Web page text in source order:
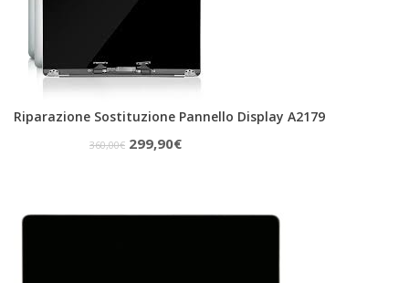
Riparazione Sostituzione Pannello Display A2179
360,00€ Il
era:
299,90€Il
è: